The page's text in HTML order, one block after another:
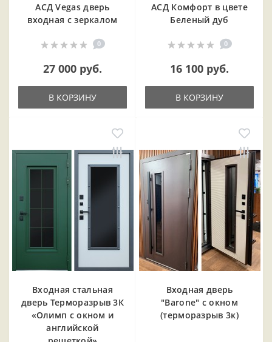
АСД Vegas дверь
входная с зеркалом
0
27 000 руб.
В КОРЗИНУ
АСД Комфорт в цвете
Беленый дуб
0
16 100 руб.
В КОРЗИНУ
Входная cтальная
дверь Терморазрыв 3К
«Олимп с окном и
английской
Входная дверь
"Barone" с окном
(терморазрыв 3к)